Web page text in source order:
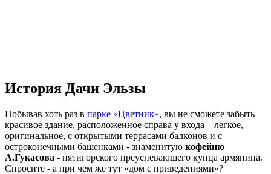
История Дачи Эльзы
Побывав хоть раз в парке «Цветник», вы не сможете забыть
красивое здание, расположенное справа у входа – легкое,
оригинальное, с открытыми террасами балконов и с
остроконечными башенками - знаменитую кофейню
А.Гукасова - пятигорского преуспевающего купца армянина.
Спросите - а при чем же тут «дом с приведениями»?